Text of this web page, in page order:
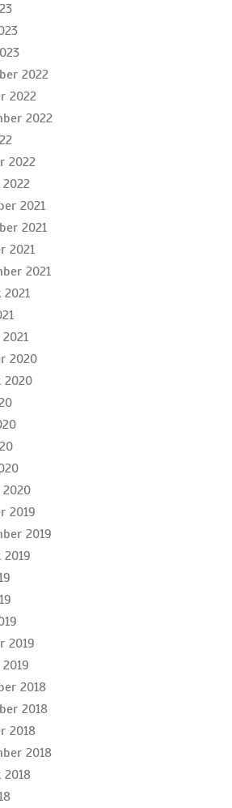
2022
2022
2022
2022
2021
2021
2021
2021
2020
2020
2019
2019
2019
2018
2018
2018
2018
2018